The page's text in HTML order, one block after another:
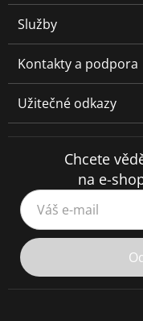
Služby
Kontakty a podpora
Užitečné odkazy
Chcete
na e-
Váš e-mail